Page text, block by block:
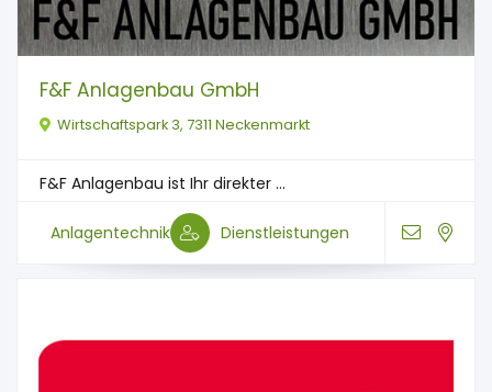
F&F Anlagenbau GmbH
Wirtschaftspark 3, 7311 Neckenmarkt
F&F Anlagenbau ist Ihr direkter ...
Anlagentechnik Dienstleistungen